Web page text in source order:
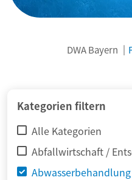
DWA Bayern
Kategorien filtern
Alle Kategorien
Abfallwirtschaft /
Abwasserbehandlung